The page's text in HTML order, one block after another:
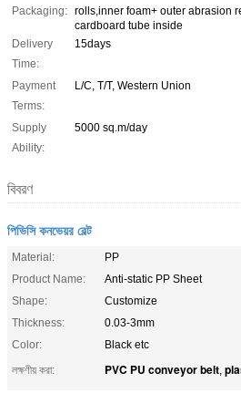
Packaging: rolls,inner foam+ outer abrasion
cardboard tube inside
Delivery
Time:
15days
Payment
Terms:
L/C, T/T, Western Union
Supply
Ability:
5000 sq.m/day
বিবরণ
পিভিসি কনভেয়র বেল্ট
Material:
PP
Product Name:
Anti-static PP Sheet
Shape:
Customize
Thickness:
0.03-3mm
Color:
Black etc
লক্ষণীয় করা:
PVC PU conveyor belt,